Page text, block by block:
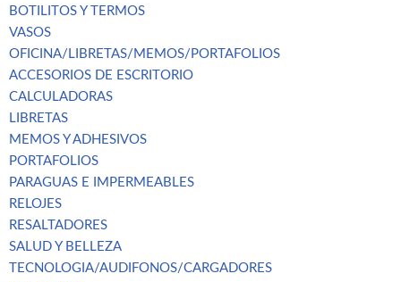
BOTILITOS Y TERMOS
VASOS
OFICINA/LIBRETAS/MEMOS/PORTAFOLIOS
ACCESORIOS DE ESCRITORIO
CALCULADORAS
LIBRETAS
MEMOS Y ADHESIVOS
PORTAFOLIOS
PARAGUAS E IMPERMEABLES
RELOJES
RESALTADORES
SALUD Y BELLEZA
TECNOLOGIA/AUDIFONOS/CARGADORES